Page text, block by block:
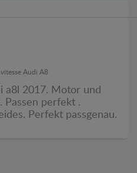
Audi A8
a8l 2017. Motor und
Passen perfekt .
Perfekt passgenau.